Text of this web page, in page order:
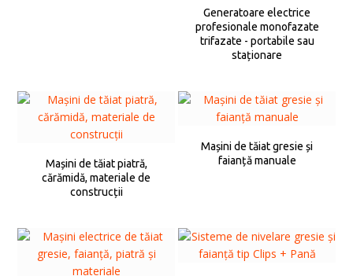
Generatoare electrice
profesionale monofazate
trifazate - portabile sau
staționare
Mașini de tăiat piatră,
cărămidă, materiale de
construcții
Mașini de tăiat gresie și
faianță manuale